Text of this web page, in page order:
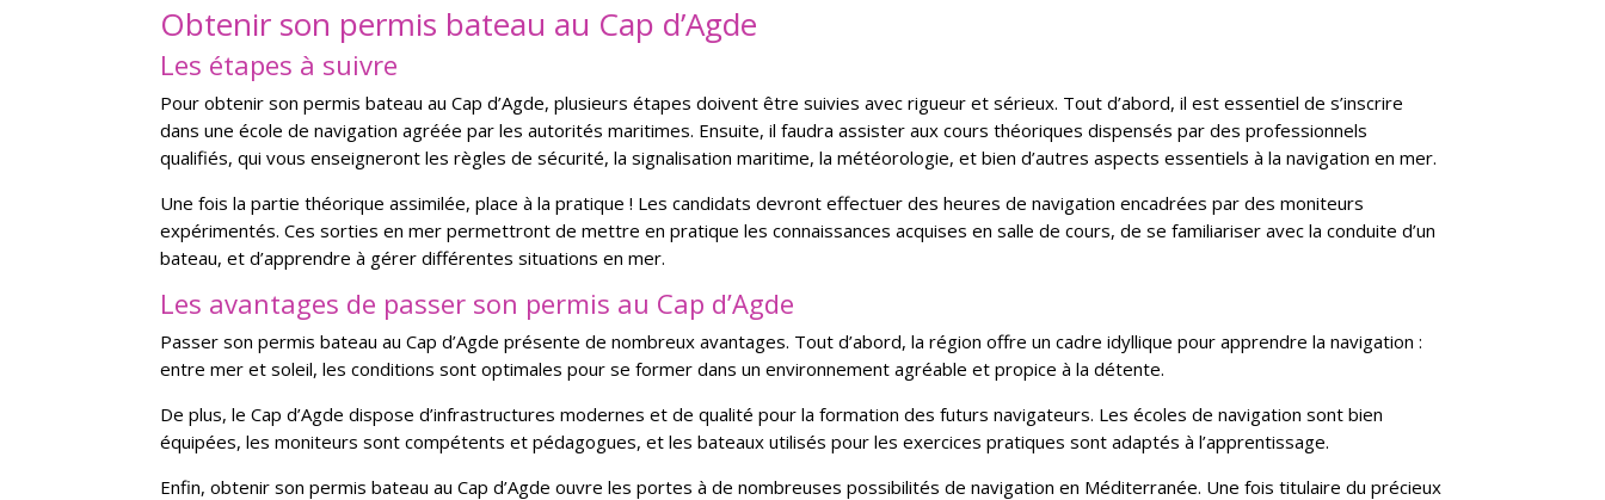
Obtenir son permis bateau au Cap d’Agde
Les étapes à suivre
Pour obtenir son permis bateau au Cap d’Agde, plusieurs étapes doivent être suivies avec rigueur et sérieux. Tout d’abord, il est essentiel de s’inscrire
dans une école de navigation agréée par les autorités maritimes. Ensuite, il faudra assister aux cours théoriques dispensés par des professionnels
qualifiés, qui vous enseigneront les règles de sécurité, la signalisation maritime, la météorologie, et bien d’autres aspects essentiels à la navigation en mer.
Une fois la partie théorique assimilée, place à la pratique ! Les candidats devront effectuer des heures de navigation encadrées par des moniteurs
expérimentés. Ces sorties en mer permettront de mettre en pratique les connaissances acquises en salle de cours, de se familiariser avec la conduite d’un
bateau, et d’apprendre à gérer différentes situations en mer.
Les avantages de passer son permis au Cap d’Agde
Passer son permis bateau au Cap d’Agde présente de nombreux avantages. Tout d’abord, la région offre un cadre idyllique pour apprendre la navigation :
entre mer et soleil, les conditions sont optimales pour se former dans un environnement agréable et propice à la détente.
De plus, le Cap d’Agde dispose d’infrastructures modernes et de qualité pour la formation des futurs navigateurs. Les écoles de navigation sont bien
équipées, les moniteurs sont compétents et pédagogues, et les bateaux utilisés pour les exercices pratiques sont adaptés à l’apprentissage.
Enfin, obtenir son permis bateau au Cap d’Agde ouvre les portes à de nombreuses possibilités de navigation en Méditerranée. Une fois titulaire du précieux